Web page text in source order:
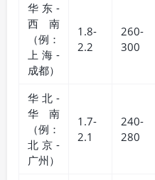
华东-
西南
（例：
上海-
成都）
1.8-
2.2
260-
300
华北-
华南
（例：
北京-
广州）
1.7-
2.1
240-
280